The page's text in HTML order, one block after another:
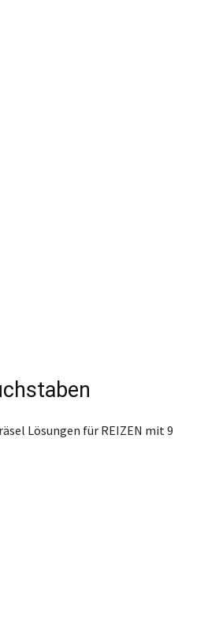
Lösungen für REIZEN mit 9